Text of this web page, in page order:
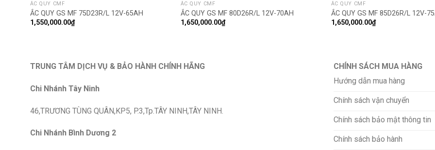
ẮC QUY CMF
ẮC QUY GS MF 75D23R/L 12V-65AH
1,550,000.00₫
ẮC QUY CMF
ẮC QUY GS MF 80D26R/L 12V-70AH
1,650,000.00₫
ẮC QUY CMF
ẮC QUY GS MF 85D26R/L 12V-
1,650,000.00₫
TRUNG TÂM DỊCH VỤ & BẢO HÀNH CHÍNH HÃNG
Chi Nhánh Tây Ninh
46,TRƯƠNG TÙNG QUÂN,KP5, P.3,Tp.TÂY NINH,TÂY NINH.
Chi Nhánh Bình Dương 2
CHÍNH SÁCH MUA HÀNG
Hướng dẫn mua hàng
Chính sách vận chuyển
Chính sách bảo mật thông tin
Chính sách bảo hành